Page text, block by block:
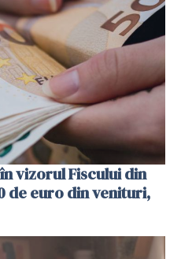
vizorul Fiscului din
de euro din venituri,